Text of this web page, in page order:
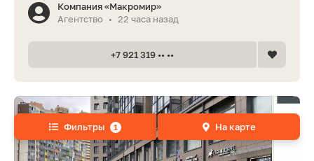
Компания «Макромир»
Агентство
• 22 часа назад
+7 921 319 •• ••
Фильтры 1 На карте